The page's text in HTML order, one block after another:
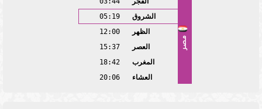
مصر
الشروق
05:19
الظهر
12:00
العصر
15:37
المغرب
18:42
العشاء
20:06